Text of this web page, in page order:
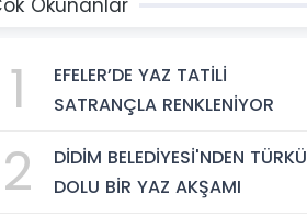
Okunanlar
1
EFELER’DE YAZ TATİLİ
SATRANÇLA RENKLENİYOR
2
DİDİM BELEDİYESİ'NDEN TÜRKÜ
DOLU BİR YAZ AKŞAMI